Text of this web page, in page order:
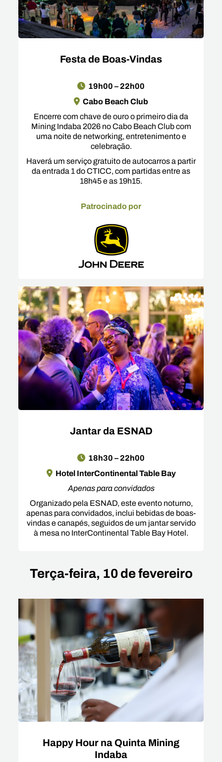
Festa de Boas-Vindas
19h00 – 22h00
Cabo Beach Club
Encerre com chave de ouro o primeiro dia da
Mining Indaba 2026 no Cabo Beach Club com
uma noite de networking, entretenimento e
celebração.
Haverá um serviço gratuito de autocarros a partir
da entrada 1 do CTICC, com partidas entre as
18h45 e as 19h15.
Patrocinado por
Jantar da ESNAD
18h30 – 22h00
Hotel InterContinental Table Bay
Apenas para convidados
Organizado pela ESNAD, este evento noturno,
apenas para convidados, inclui bebidas de boas-
vindas e canapés, seguidos de um jantar servido
à mesa no InterContinental Table Bay Hotel.
Terça-feira, 10 de fevereiro
Happy Hour na Quinta Mining
Indaba